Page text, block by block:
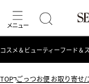
コスメ＆ビューティーフード＆
TOP ごっつお便 お取り寄せ